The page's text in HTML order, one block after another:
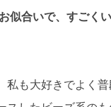
似合いで、すごく
私も大好きでよく